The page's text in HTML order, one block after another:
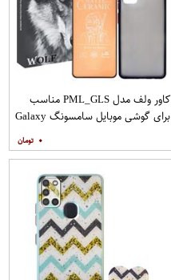
کاور ولف مدل PML_GLS مناسب
برای گوشی موبایل سامسونگ Galaxy
مات
۰